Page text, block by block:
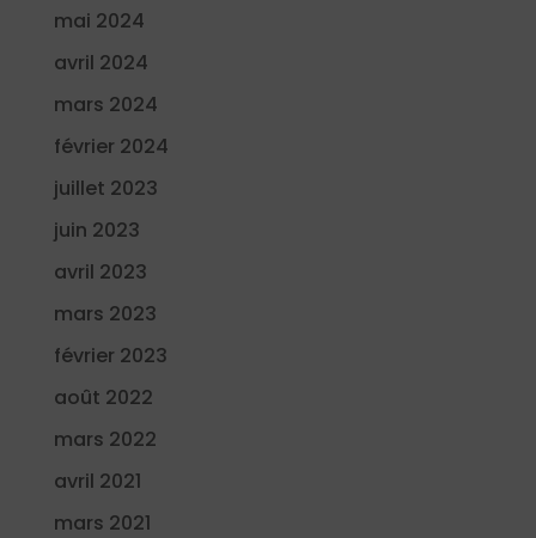
mai 2024
avril 2024
mars 2024
février 2024
juillet 2023
juin 2023
avril 2023
mars 2023
février 2023
août 2022
mars 2022
avril 2021
mars 2021